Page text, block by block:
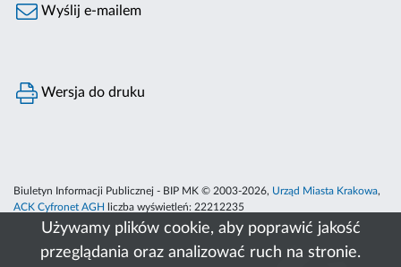
Używamy plików cookie, aby poprawić jakość
przeglądania oraz analizować ruch na stronie.
Wyślij e-mailem
Wersja do druku
Biuletyn Informacji Publicznej - BIP MK © 2003-2026, Urząd Miasta Krakowa,
ACK Cyfronet AGH
liczba wyświetleń: 22212235